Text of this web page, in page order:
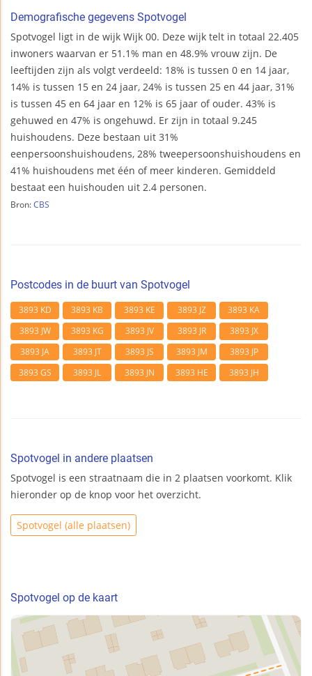
Demografische gegevens Spotvogel
Spotvogel ligt in de wijk Wijk 00. Deze wijk telt in totaal 22.405
inwoners waarvan er 51.1% man en 48.9% vrouw zijn. De
leeftijden zijn als volgt verdeeld: 18% is tussen 0 en 14 jaar,
14% is tussen 15 en 24 jaar, 24% is tussen 25 en 44 jaar, 31%
is tussen 45 en 64 jaar en 12% is 65 jaar of ouder. 43% is
gehuwed en 47% is ongehuwd. Er zijn in totaal 9.245
huishoudens. Deze bestaan uit 31%
eenpersoonshuishoudens, 28% tweepersoonshuishoudens en
41% huishoudens met één of meer kinderen. Gemiddeld
bestaat een huishouden uit 2.4 personen.
Bron: CBS
Postcodes in de buurt van Spotvogel
3893 KD 3893 KB 3893 KE 3893 JZ
3893 KA
3893 JW
3893 KG 3893 JV 3893 JR
3893 JX
3893 JA
3893 JT 3893 JS 3893 JM
3893 JP
3893 GS
3893 JL 3893 JN 3893 HE 3893 JH
Spotvogel in andere plaatsen
Spotvogel is een straatnaam die in 2 plaatsen voorkomt. Klik
hieronder op de knop voor het overzicht.
Spotvogel (alle plaatsen)
Spotvogel op de kaart